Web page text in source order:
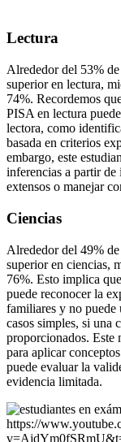
Lectura
Alrededor del 53%
superior en lectura,
74%. Recordemos
PISA en lectura
lectora, como
basada en criterios
embargo, este
inferencias a partir
extensos o manejar
Ciencias
Alrededor del 49%
superior en ciencias,
76%. Esto implica
puede reconocer la
familiares y no puede
casos simples, si una
proporcionados. Este
para aplicar
puede evaluar la
evidencia limitada.
https://